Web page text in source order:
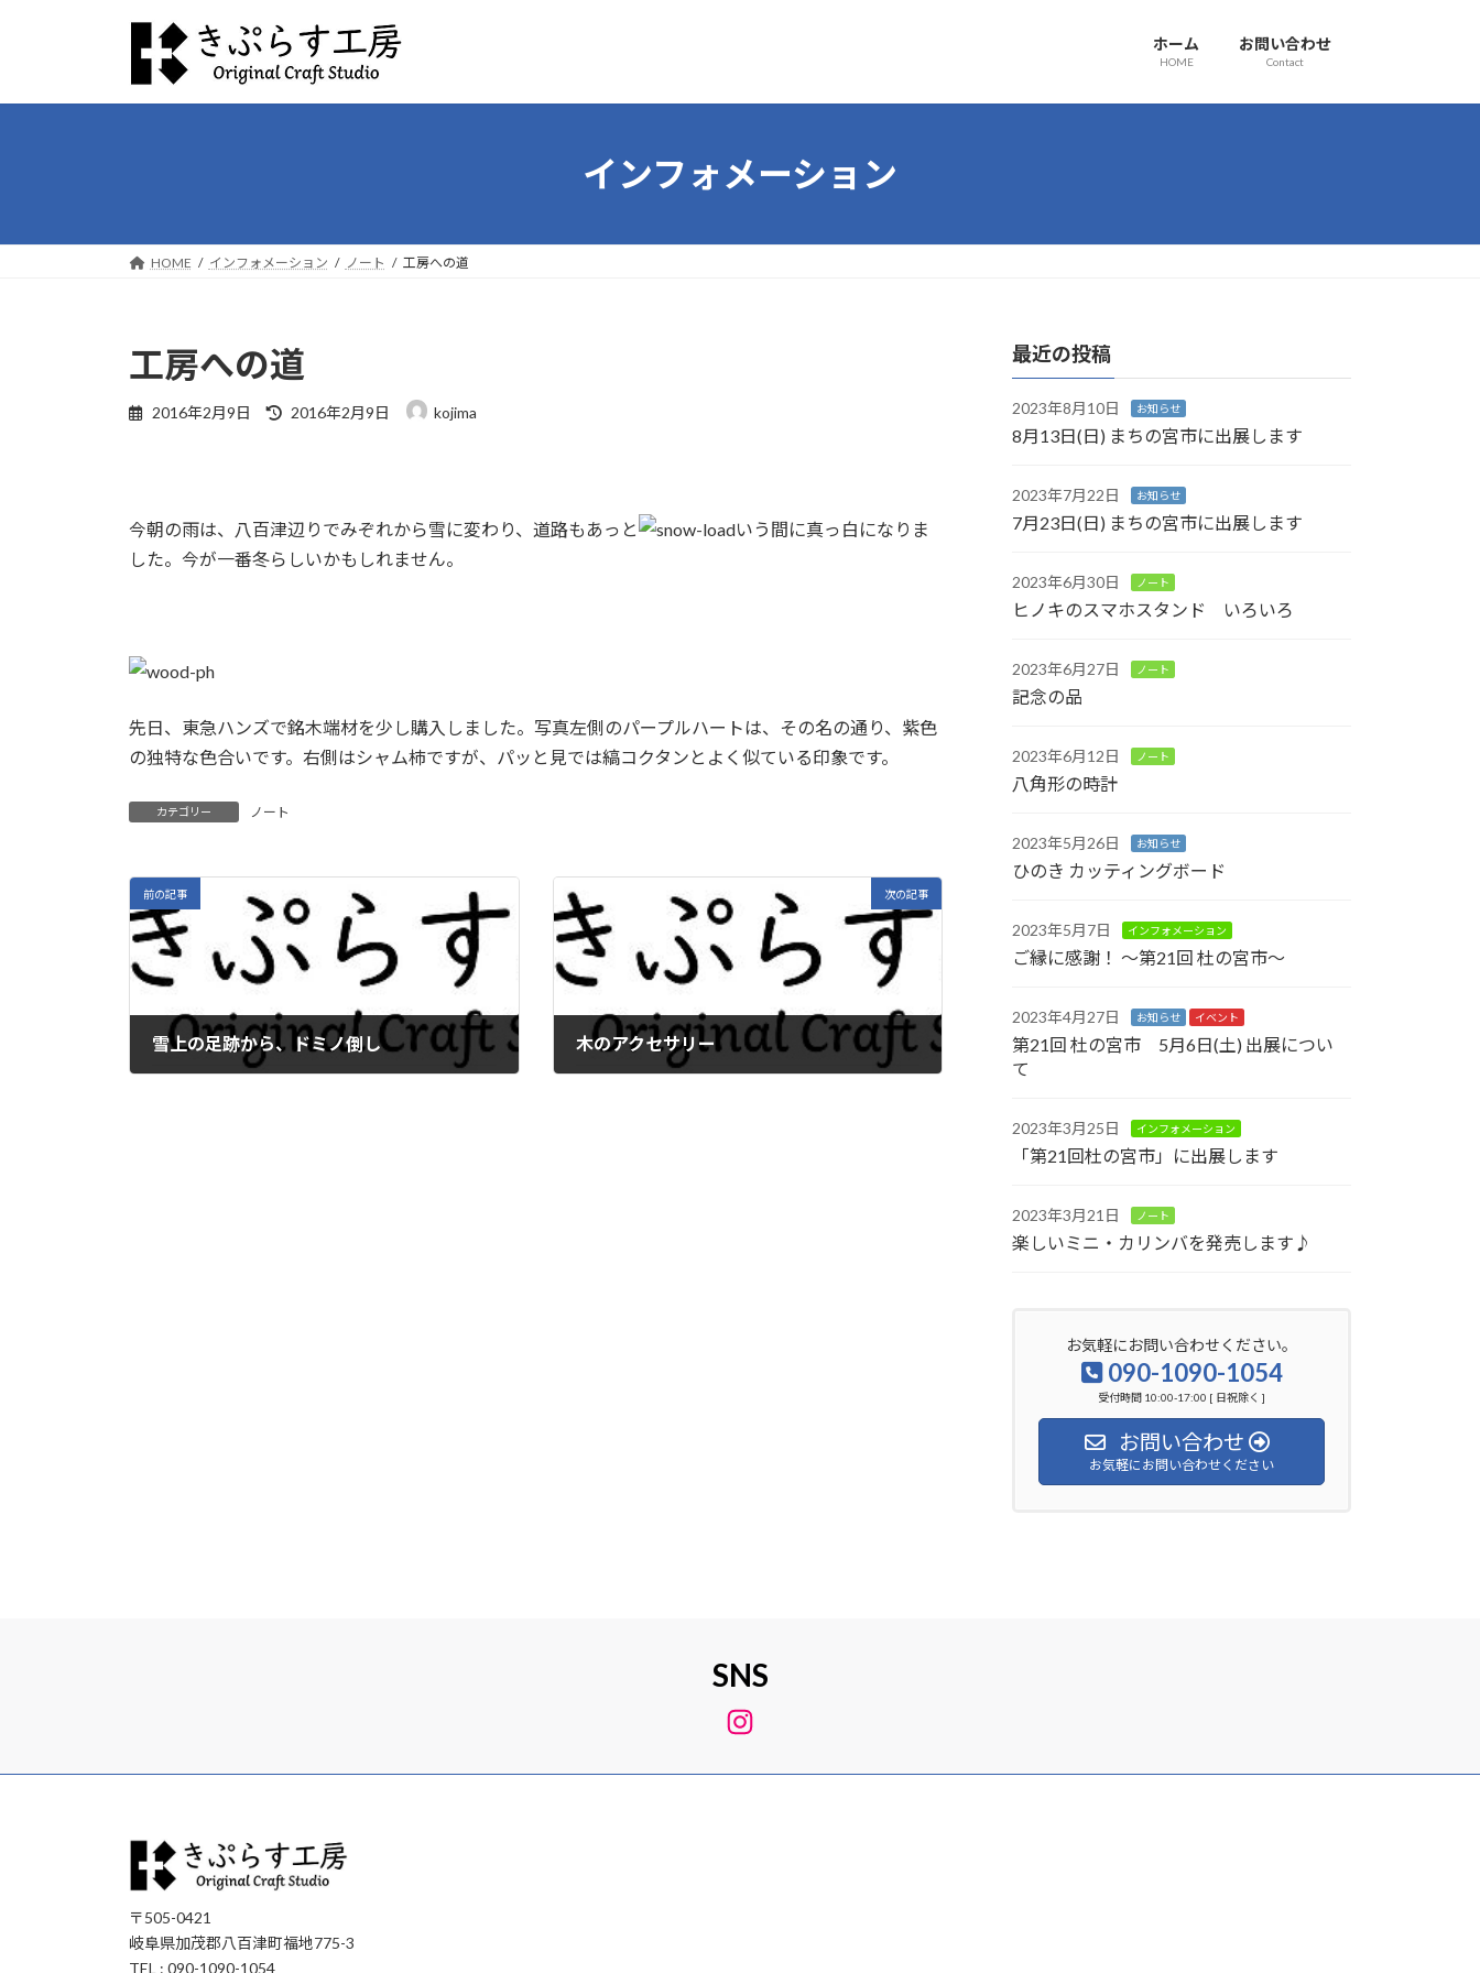
プ
動
ホーム
HOME
お問い合わせ
Contact
インフォメーション
HOME インフォメーション ノート 工房への道
工房への道
2016年2月9日
最
時
:
2016年2月9日 kojima
今朝の雨は、八百津辺りでみぞれから雪に変わり、道路もあっと
いう間に真っ白になりま
した。今が一番冬らしいかもしれません。
先日、東急ハンズで銘木端材を少し購入しました。写真左側のパープルハートは、その名の通り、紫色
の独特な色合いです。右側はシャム柿ですが、パッと見では縞コクタンとよく似ている印象です。
カテゴリー ノート
前の記事
雪上の足跡から、ドミノ倒し
次の記事
木のアクセサリー
最近の投稿
2023年8月10日 お知らせ
8月13日(日) まちの宮市に出展します
2023年7月22日 お知らせ
7月23日(日) まちの宮市に出展します
2023年6月30日 ノート
ヒノキのスマホスタンド いろいろ
2023年6月27日 ノート
記念の品
2023年6月12日 ノート
八角形の時計
2023年5月26日 お知らせ
ひのき カッティングボード
2023年5月7日 インフォメーション
ご縁に感謝！ ～第21回 杜の宮市～
2023年4月27日 お知らせ イベント
第21回 杜の宮市 5月6日(土) 出展につい
て
2023年3月25日 インフォメーション
「第21回杜の宮市」に出展します
2023年3月21日 ノート
楽しいミニ・カリンバを発売します♪
お気軽にお問い合わせください。
090-1090-1054
受付時間 10:00-17:00 [ 日祝除く ]
お問い合わせ
お気軽にお問い合わせください
SNS
Instagram
〒505-0421
岐阜県加茂郡八百津町福地775-3
TEL : 090-1090-1054